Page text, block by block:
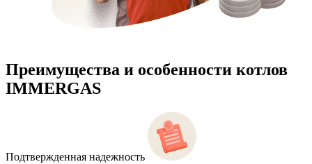
Преимущества и особенности котлов
IMMERGAS
Подтвержденная надежность